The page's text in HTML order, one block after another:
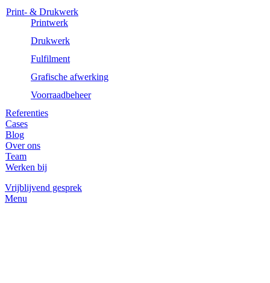
Print- & Drukwerk
Printwerk
Drukwerk
Fulfilment
Grafische afwerking
Voorraadbeheer
Referenties
Cases
Blog
Over ons
Team
Werken bij
Vrijblijvend gesprek
Menu